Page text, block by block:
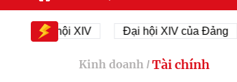
Đại hội XIV Đại hội XIV của Đảng
Kinh doanh / Tài chính